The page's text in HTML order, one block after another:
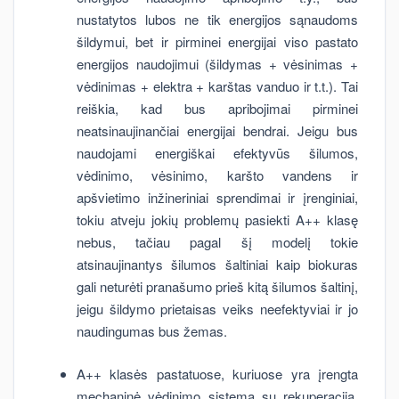
nustatytos lubos ne tik energijos sąnaudoms
šildymui, bet ir pirminei energijai viso pastato
energijos naudojimui (šildymas + vėsinimas +
vėdinimas + elektra + karštas vanduo ir t.t.). Tai
reiškia, kad bus apribojimai pirminei
neatsinaujinančiai energijai bendrai. Jeigu bus
naudojami energiškai efektyvūs šilumos,
vėdinimo, vėsinimo, karšto vandens ir
apšvietimo inžineriniai sprendimai ir įrenginiai,
tokiu atveju jokių problemų pasiekti A++ klasę
nebus, tačiau pagal šį modelį tokie
atsinaujinantys šilumos šaltiniai kaip biokuras
gali neturėti pranašumo prieš kitą šilumos šaltinį,
jeigu šildymo prietaisas veiks neefektyviai ir jo
naudingumas bus žemas.
A++ klasės pastatuose, kuriuose yra įrengta